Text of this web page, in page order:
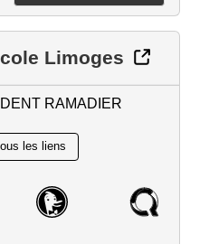
Limoges
RAMADIER